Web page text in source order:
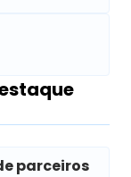
parceiros